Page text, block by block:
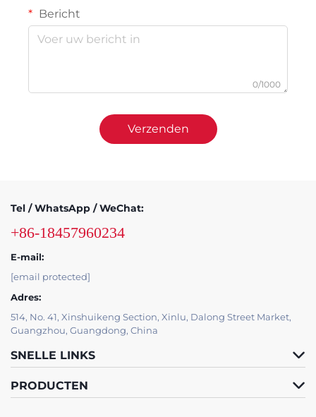
Bericht
0/1000
Verzenden
Tel / WhatsApp / WeChat:
+86-18457960234
E-mail:
[email protected]
Adres:
514, No. 41, Xinshuikeng Section, Xinlu, Dalong Street Market,
Guangzhou, Guangdong, China
SNELLE LINKS
PRODUCTEN